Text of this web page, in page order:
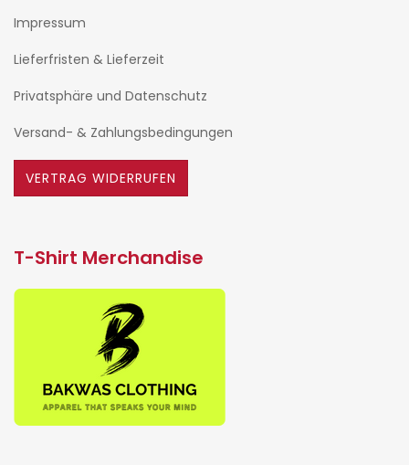
Impressum
Lieferfristen & Lieferzeit
Privatsphäre und Datenschutz
Versand- & Zahlungsbedingungen
VERTRAG WIDERRUFEN
T-Shirt Merchandise